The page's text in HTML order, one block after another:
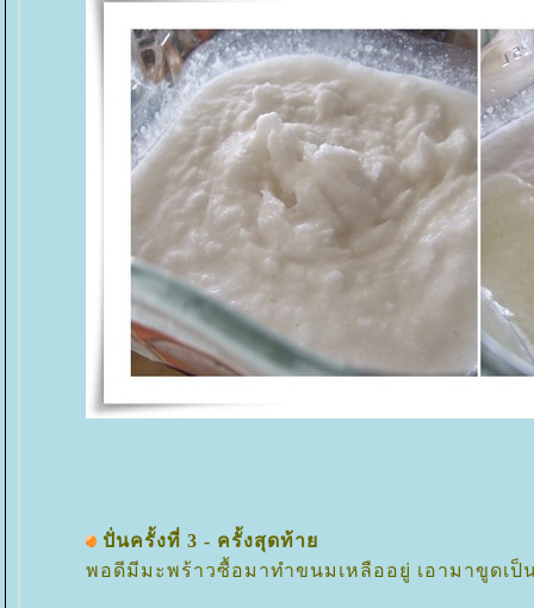
ปั่นครั้งที่ 3 - ครั้งสุดท้า
พอดีมีมะพร้าวซื้อมาทำขนมเหลืออยู่ เอามาขูดเป็